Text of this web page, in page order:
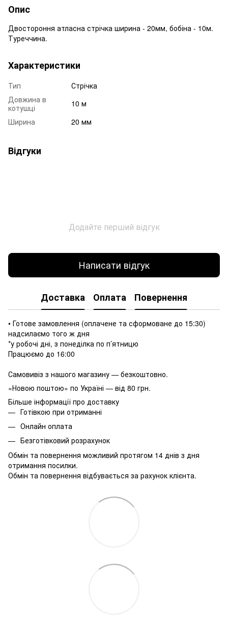
Опис
Двостороння атласна стрічка ширина - 20мм, бобіна - 10м.
Туреччина.
Характеристики
Тип
Стрічка
Довжина в
котушці
10 м
Ширина
20 мм
Відгуки
Додайте перший відгук
Написати відгук
Доставка Оплата Повернення
• Готове замовлення (оплачене та сформоване до 15:30)
надсилаємо того ж дня
*у робочі дні, з понеділка по п’ятницю
Працюємо до 16:00
Самовивіз з нашого магазину — безкоштовно.
«Новою поштою» по Україні — від 80 грн.
Більше інформації про доставку
Готівкою при отриманні
Онлайн оплата
Безготівковий розрахунок
Обмін та повернення можливий протягом 14 днів з дня
отримання посилки.
Обмін та повернення відбувається за рахунок клієнта.